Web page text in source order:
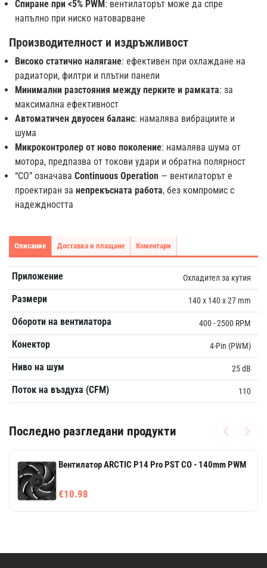
Спиране при <5% PWM : вентилаторът може да спре
напълно при ниско натоварване
Производителност и издръжливост
Високо статично налягане: ефективен при охлаждане на
радиатори, филтри и плътни панели
Минимални разстояния между перките и рамката: за
максимална ефективност
Автоматичен двуосен баланс: намалява вибрациите и
шума
Микроконтролер от ново поколение: намалява шума от
мотора, предпазва от токови удари и обратна полярност
“CO” означава Continuous Operation — вентилаторът е
проектиран за непрекъсната работа, без компромис с
надеждността
Описание Доставка и плащане Коментари
Приложение Охладител за кутия
Размери 140 x 140 x 27 mm
Обороти на вентилатора 400 - 2500 RPM
Конектор 4-Pin (PWM)
Ниво на шум 25 dB
Поток на въздуха (CFM) 110
Последно разгледани продукти
Вентилатор ARCTIC P14 Pro PST CO - 140mm PWM
€10.98